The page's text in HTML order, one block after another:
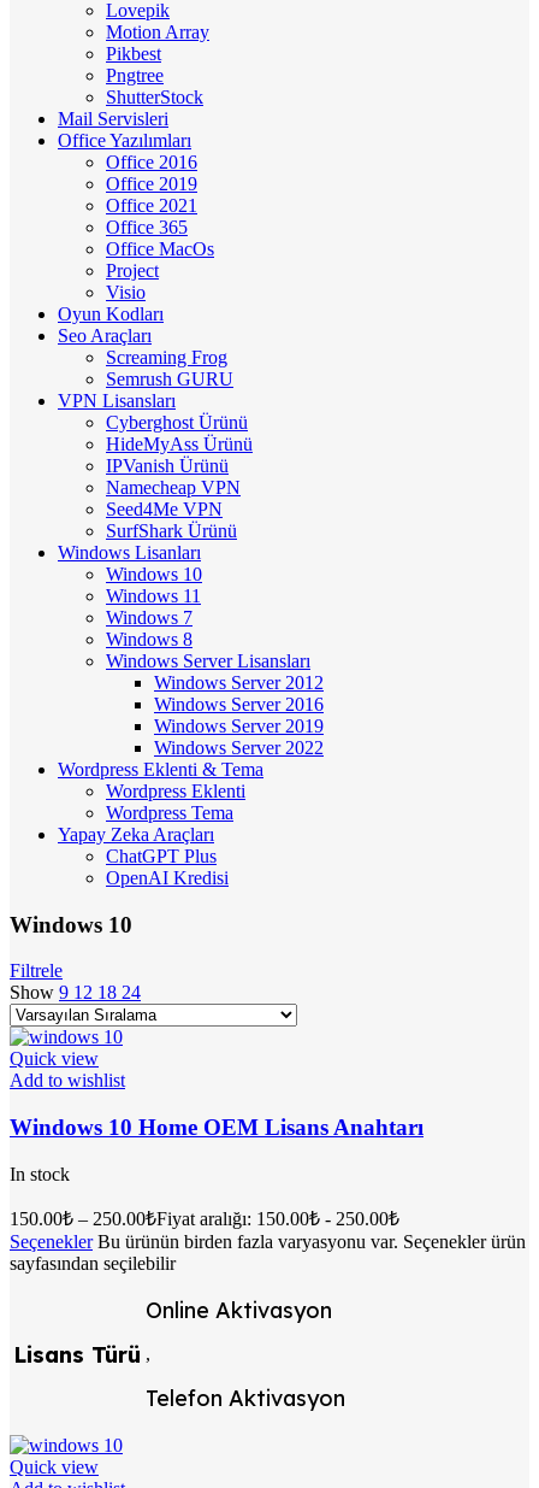
Lovepik
Motion Array
Pikbest
Pngtree
ShutterStock
Mail Servisleri
Office Yazılımları
Office 2016
Office 2019
Office 2021
Office 365
Office MacOs
Project
Visio
Oyun Kodları
Seo Araçları
Screaming Frog
Semrush GURU
VPN Lisansları
Cyberghost Ürünü
HideMyAss Ürünü
IPVanish Ürünü
Namecheap VPN
Seed4Me VPN
SurfShark Ürünü
Windows Lisanları
Windows 10
Windows 11
Windows 7
Windows 8
Windows Server Lisansları
Windows Server 2012
Windows Server 2016
Windows Server 2019
Windows Server 2022
Wordpress Eklenti & Tema
Wordpress Eklenti
Wordpress Tema
Yapay Zeka Araçları
ChatGPT Plus
OpenAI Kredisi
Windows 10
Filtrele
Show 9 12 18 24
Quick view
Add to wishlist
Windows 10 Home OEM Lisans Anahtarı
In stock
150.00₺ – 250.00₺Fiyat aralığı: 150.00₺ - 250.00₺
Seçenekler Bu ürünün birden fazla varyasyonu var. Seçenekler ürün
sayfasından seçilebilir
Lisans Türü
Online Aktivasyon
,
Telefon Aktivasyon
Quick view